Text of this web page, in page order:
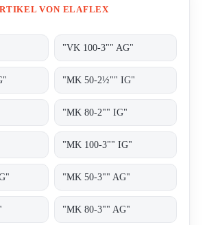
VON ELAFLEX
"VK 100-3"" AG"
"MK 50-2½"" IG"
"MK 80-2"" IG"
"MK 100-3"" IG"
"MK 50-3"" AG"
"MK 80-3"" AG"